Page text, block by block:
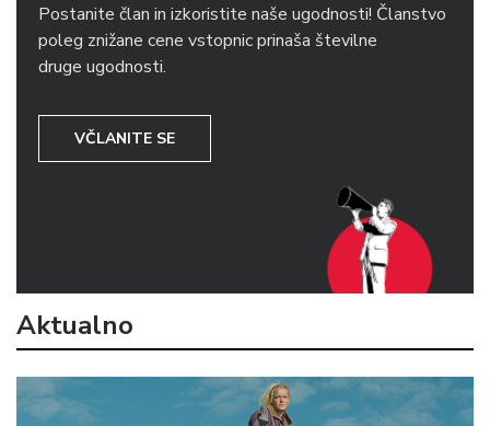
Postanite član in izkoristite naše ugodnosti! Članstvo
poleg znižane cene vstopnic prinaša številne
druge ugodnosti.
VČLANITE SE
Aktualno